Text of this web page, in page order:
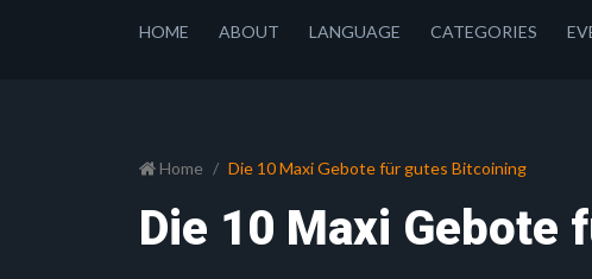
HOME ABOUT LANGUAGE CATEGORIES
Home Die 10 Maxi Gebote für gutes Bitcoining
Die 10 Maxi